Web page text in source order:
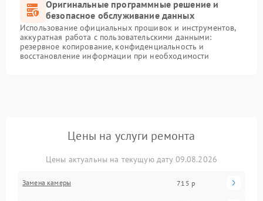
Оригинальные программные решение и
безопасное обслуживание данных
Использование официальных прошивок и инструментов,
аккуратная работа с пользовательскими данными:
резервное копирование, конфиденциальность и
восстановление информации при необходимости
Цены на услуги ремонта
Цены актуальны на текущую дату 09.08.2026
Замена камеры 715 р